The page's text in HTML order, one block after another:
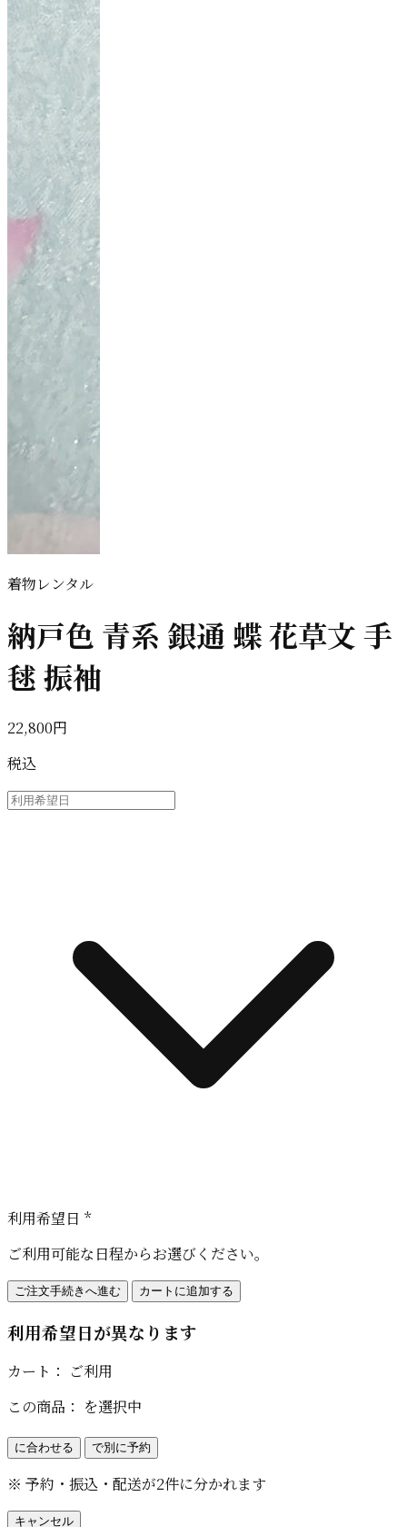
着物レンタル
納戸色 青系 銀通 蝶 花草文 手
毬 振袖
22,800円
税込
利用希望日 *
ご利用可能な日程からお選びください。
ご注文手続きへ進む カートに追加する
利用希望日が異なります
カート：
ご利用
この商品： を選択中
に合わせる で別に予約
※ 予約・振込・配送が2件に分かれます
キャンセル